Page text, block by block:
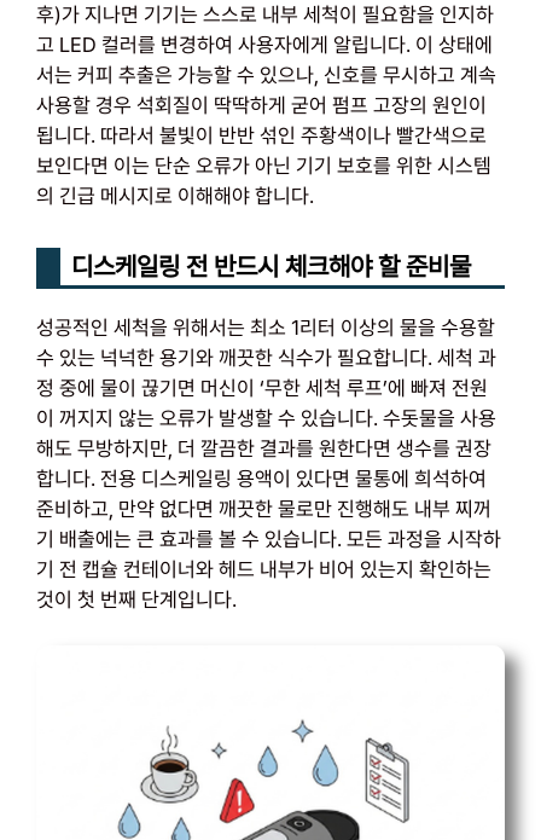
후)가 지나면 기기는 스스로 내부 세척이 필요함을 인지하
고 LED 컬러를 변경하여 사용자에게 알립니다. 이 상태에
서는 커피 추출은 가능할 수 있으나, 신호를 무시하고 계속
사용할 경우 석회질이 딱딱하게 굳어 펌프 고장의 원인이
됩니다. 따라서 불빛이 반반 섞인 주황색이나 빨간색으로
보인다면 이는 단순 오류가 아닌 기기 보호를 위한 시스템
의 긴급 메시지로 이해해야 합니다.
디스케일링 전 반드시 체크해야 할 준비물
성공적인 세척을 위해서는 최소 1리터 이상의 물을 수용할
수 있는 넉넉한 용기와 깨끗한 식수가 필요합니다. 세척 과
정 중에 물이 끊기면 머신이 ‘무한 세척 루프’에 빠져 전원
이 꺼지지 않는 오류가 발생할 수 있습니다. 수돗물을 사용
해도 무방하지만, 더 깔끔한 결과를 원한다면 생수를 권장
합니다. 전용 디스케일링 용액이 있다면 물통에 희석하여
준비하고, 만약 없다면 깨끗한 물로만 진행해도 내부 찌꺼
기 배출에는 큰 효과를 볼 수 있습니다. 모든 과정을 시작하
기 전 캡슐 컨테이너와 헤드 내부가 비어 있는지 확인하는
것이 첫 번째 단계입니다.